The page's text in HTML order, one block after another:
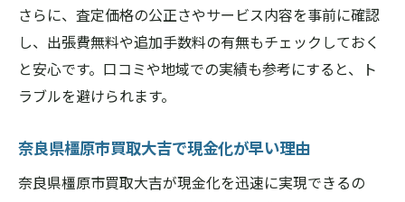
奈良県橿原市買取大吉利用者の現金化体験
談
一括査定を使った引越し後の効率的整理術
忙しい方でも安心な橿原市の一括買取体験談
奈良県橿原市買取大吉でのスピード査定体
験談
仕事が忙しい方におすすめ一括買取の活用
さらに、査定価格の公正さやサービス内容を事前に確認
し、出張費無料や追加手数料の有無もチェックしておく
と安心です。口コミや地域での実績も参考にすると、ト
ラブルを避けられます。
奈良県橿原市買取大吉で現金化が早い理由
奈良県橿原市買取大吉が現金化を迅速に実現できるの